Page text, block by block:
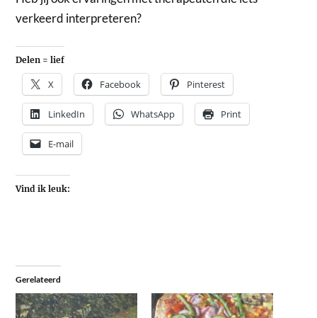
verkeerd interpreteren?
Delen = lief
X Facebook Pinterest
LinkedIn WhatsApp Print
E-mail
Vind ik leuk:
Gerelateerd